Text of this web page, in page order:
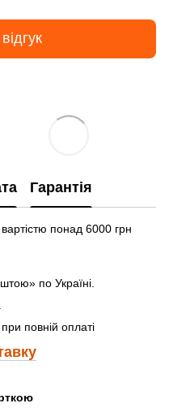
Гарантія
понад 6000 грн
по Україні.
повній оплаті